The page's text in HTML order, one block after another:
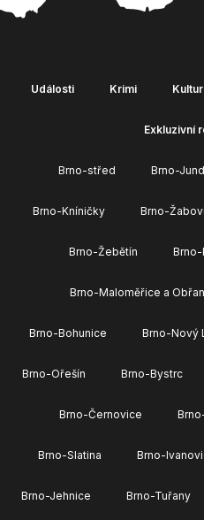
Události Krimi
Exkluzivní
Brno-střed Brno-
Brno-Kníničky Brno-
Brno-Žebětín Brno-
Brno-Maloměřice a
Brno-Bohunice Brno-Nový
Brno-Ořešín Brno-Bystrc
Brno-Černovice
Brno-Slatina Brno-
Brno-Jehnice Brno-Tuřany